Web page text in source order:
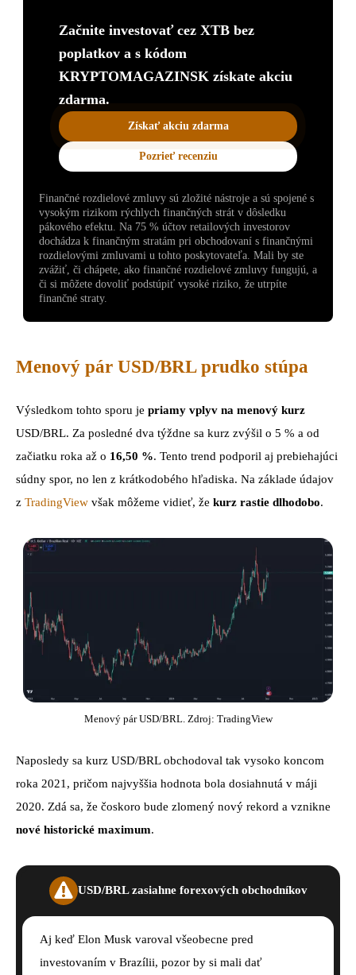
Začnite investovať cez XTB bez
poplatkov a s kódom
KRYPTOMAGAZINSK získate akciu
zdarma.
Získať akciu zdarma
Pozrieť recenziu
Finančné rozdielové zmluvy sú zložité nástroje a sú spojené s
vysokým rizikom rýchlych finančných strát v dôsledku
pákového efektu. Na 75 % účtov retailových investorov
dochádza k finančným stratám pri obchodovaní s finančnými
rozdielovými zmluvami u tohto poskytovateľa. Mali by ste
zvážiť, či chápete, ako finančné rozdielové zmluvy fungujú, a
či si môžete dovoliť podstúpiť vysoké riziko, že utrpíte
finančné straty.
Menový pár USD/BRL prudko stúpa
Výsledkom tohto sporu je priamy vplyv na menový kurz
USD/BRL. Za posledné dva týždne sa kurz zvýšil o 5 % a od
začiatku roka až o 16,50 %. Tento trend podporil aj prebiehajúci
súdny spor, no len z krátkodobého hľadiska. Na základe údajov
z TradingView však môžeme vidieť, že kurz rastie dlhodobo.
Menový pár USD/BRL. Zdroj: TradingView
Naposledy sa kurz USD/BRL obchodoval tak vysoko koncom
roka 2021, pričom najvyššia hodnota bola dosiahnutá v máji
2020. Zdá sa, že čoskoro bude zlomený nový rekord a vznikne
nové historické maximum.
USD/BRL zasiahne forexových obchodníkov
Aj keď Elon Musk varoval všeobecne pred
investovaním v Brazílii, pozor by si mali dať